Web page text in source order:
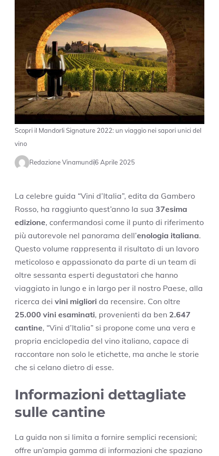
Scopri il Mandorli Signature 2022: un viaggio nei sapori unici del
vino
Redazione Vinamundi6 Aprile 2025
La celebre guida “Vini d’Italia”, edita da Gambero
Rosso, ha raggiunto quest’anno la sua 37esima
edizione, confermandosi come il punto di riferimento
più autorevole nel panorama dell’enologia italiana.
Questo volume rappresenta il risultato di un lavoro
meticoloso e appassionato da parte di un team di
oltre sessanta esperti degustatori che hanno
viaggiato in lungo e in largo per il nostro Paese, alla
ricerca dei vini migliori da recensire. Con oltre
25.000 vini esaminati, provenienti da ben 2.647
cantine, “Vini d’Italia” si propone come una vera e
propria enciclopedia del vino italiano, capace di
raccontare non solo le etichette, ma anche le storie
che si celano dietro di esse.
Informazioni dettagliate
sulle cantine
La guida non si limita a fornire semplici recensioni;
offre un’ampia gamma di informazioni che spaziano